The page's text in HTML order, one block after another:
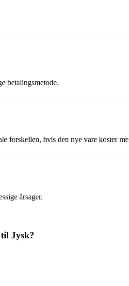
betalingsmetode.
forskellen, hvis den nye vare koster
årsager.
Jysk?